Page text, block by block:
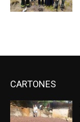
CARTONES